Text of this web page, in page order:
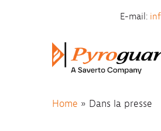
E-mail:
Home » Dans la presse